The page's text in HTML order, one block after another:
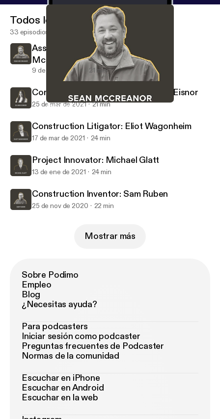
Assignar Co-Founder & CEO: Sean McCreanor
Todos los episodios
33 episodios
Assignar Co-Founder & CEO: Sean
McCreanor
9 de nov de 2021 21 min
Construction Entrepreneur: Di-Ann Eisnor
25 de mar de 2021 21 min
Construction Litigator: Eliot Wagonheim
17 de mar de 2021 24 min
Project Innovator: Michael Glatt
13 de ene de 2021 24 min
Construction Inventor: Sam Ruben
25 de nov de 2020 22 min
Mostrar más
Sobre Podimo
Empleo
Blog
¿Necesitas ayuda?
Para podcasters
Iniciar sesión como podcaster
Preguntas frecuentes de Podcaster
Normas de la comunidad
Escuchar en iPhone
Escuchar en Android
Escuchar en la web